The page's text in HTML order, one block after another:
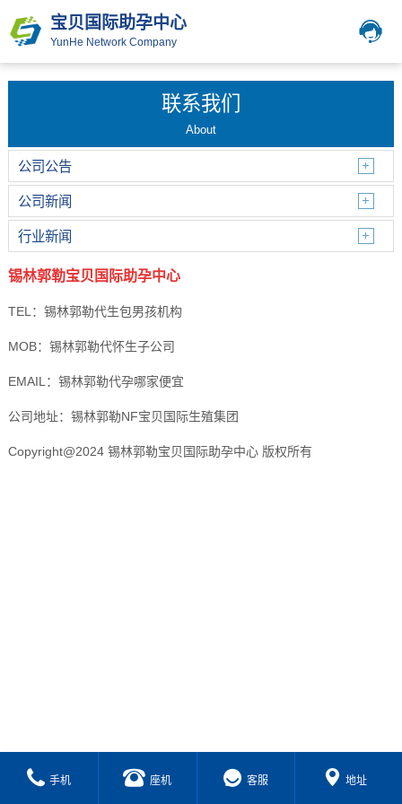
宝贝国际助孕中心
YunHe Network Company
联系我们
About
公司公告
公司新闻
行业新闻
锡林郭勒宝贝国际助孕中心
TEL：锡林郭勒代生包男孩机构
MOB：锡林郭勒代怀生子公司
EMAIL：锡林郭勒代孕哪家便宜
公司地址：锡林郭勒NF宝贝国际生殖集团
Copyright@2024 锡林郭勒宝贝国际助孕中心 版权所有
手机 座机 客服 地址